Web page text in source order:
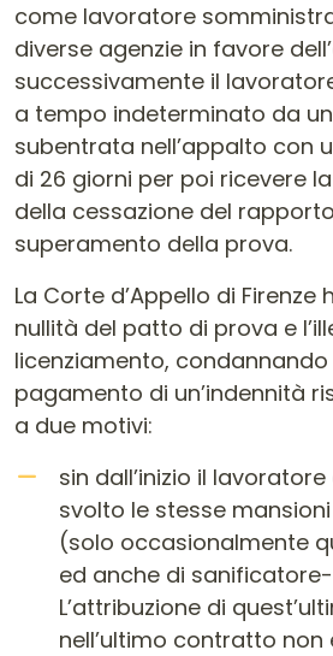
come lavoratore
diverse agenzie in favore
successivamente il
a tempo indeterminato da
subentrata nell’appalto con
di 26 giorni per poi ricevere
della cessazione del
superamento della prova.
La Corte d’Appello di
nullità del patto di prova e
licenziamento,
pagamento di un’indennità
a due motivi:
sin dall’inizio il
svolto le stesse
(solo occasionalmente
ed anche di
L’attribuzione di
nell’ultimo contratto non